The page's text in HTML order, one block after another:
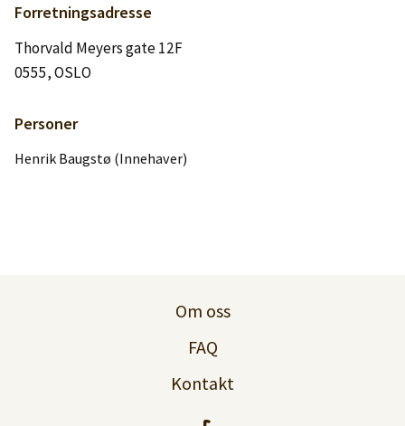
Logg inn
Lag konto
Forretningsadresse
Thorvald Meyers gate 12F
0555, OSLO
Personer
Henrik Baugstø (Innehaver)
Om oss
FAQ
Kontakt